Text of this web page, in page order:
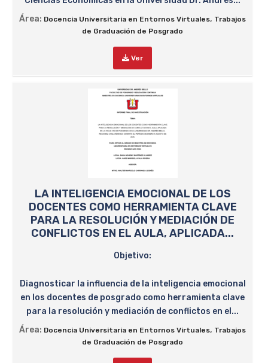
Área: Docencia Universitaria en Entornos Virtuales, Trabajos
de Graduación de Posgrado
Ver
LA INTELIGENCIA EMOCIONAL DE LOS
DOCENTES COMO HERRAMIENTA CLAVE
PARA LA RESOLUCIÓN Y MEDIACIÓN DE
CONFLICTOS EN EL AULA, APLICADA...
Objetivo:
Diagnosticar la influencia de la inteligencia emocional
en los docentes de posgrado como herramienta clave
para la resolución y mediación de conflictos en el...
Área: Docencia Universitaria en Entornos Virtuales, Trabajos
de Graduación de Posgrado